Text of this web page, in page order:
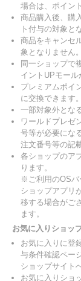
場合は、ポイン
商品購入後、購
ト付与の対象と
商品をキャンセ
象となりません。
同一ショップで
イントUPモール
プレミアムポイ
に交換できます。
一部対象外とな
ワールドプレゼ
号等が必要にな
注文番号等の記
各ショップのア
ります。
※ご利用のOSバ
ショップアプリ
移する場合がご
ます。
お気に入りショッ
お気に入りに登
与条件確認ペー
ショップサイト
お気に入りショ